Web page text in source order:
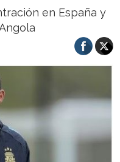
en España y